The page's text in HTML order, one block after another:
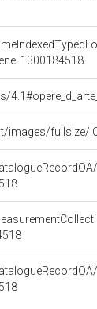
1300184518
images/fullsize/